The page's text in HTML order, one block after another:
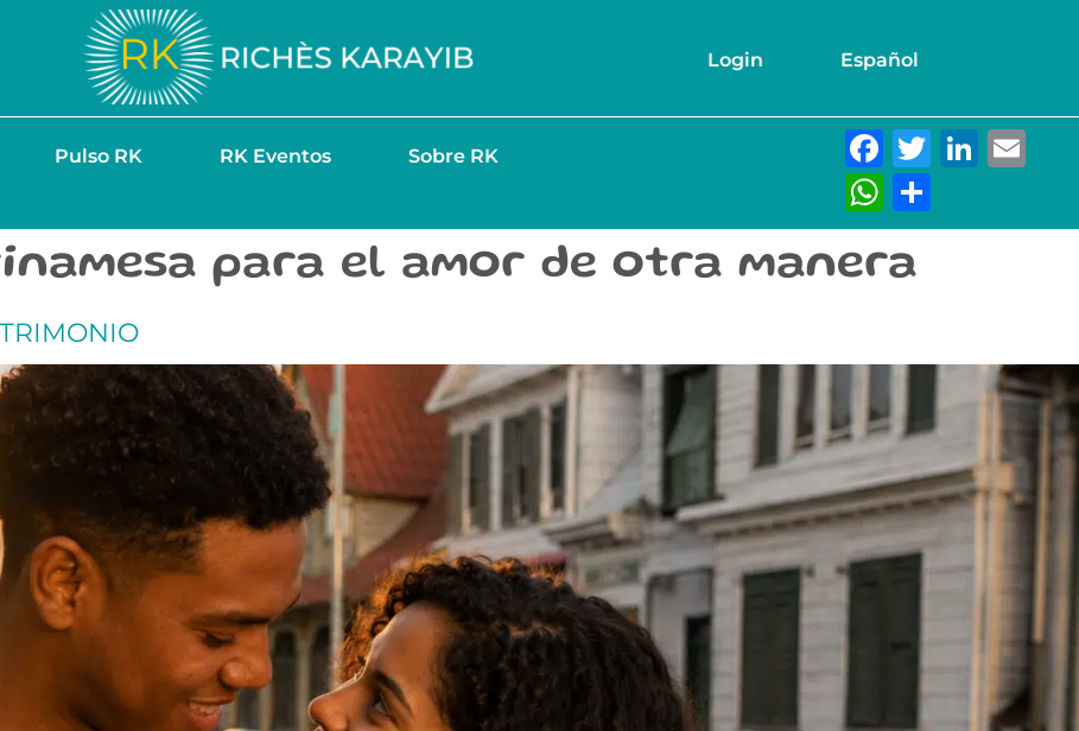
Login Español
Pulso RK RK Eventos Sobre RK Facebook
Twitter
para el amor de otra manera